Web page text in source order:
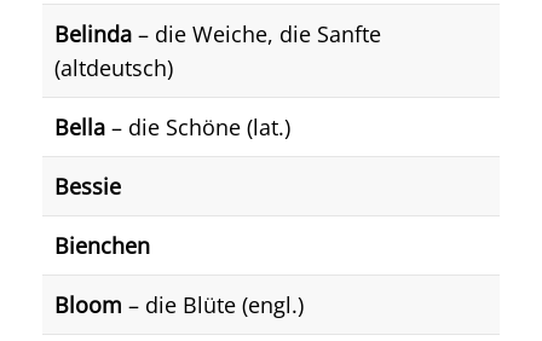
Belinda – die Weiche, die Sanfte
(altdeutsch)
Bella – die Schöne (lat.)
Bessie
Bienchen
Bloom – die Blüte (engl.)